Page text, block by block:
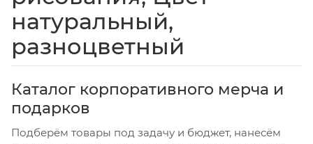
натуральный,
разноцветный
Каталог корпоративного мерча и
подарков
Подберём товары под задачу и бюджет, нанесём